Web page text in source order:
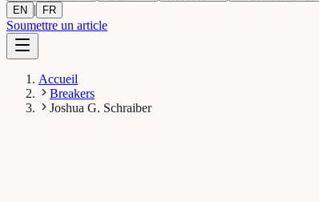
EN | FR
Soumettre un article
Accueil
Breakers
Joshua G. Schraiber